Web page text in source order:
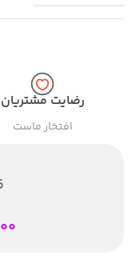
رضایت مشتریان
افتخار ماست